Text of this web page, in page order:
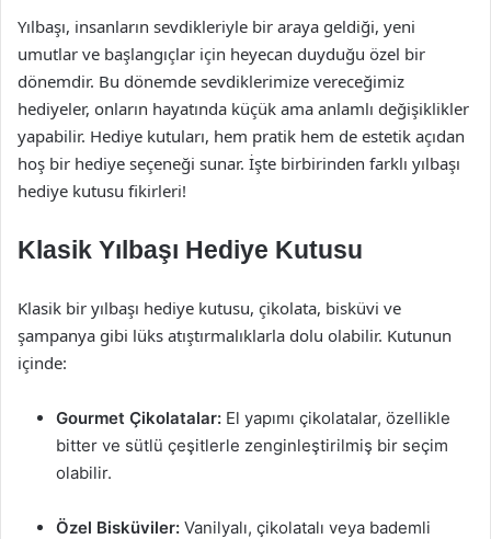
Yılbaşı, insanların sevdikleriyle bir araya geldiği, yeni
umutlar ve başlangıçlar için heyecan duyduğu özel bir
dönemdir. Bu dönemde sevdiklerimize vereceğimiz
hediyeler, onların hayatında küçük ama anlamlı değişiklikler
yapabilir. Hediye kutuları, hem pratik hem de estetik açıdan
hoş bir hediye seçeneği sunar. İşte birbirinden farklı yılbaşı
hediye kutusu fikirleri!
Klasik Yılbaşı Hediye Kutusu
Klasik bir yılbaşı hediye kutusu, çikolata, bisküvi ve
şampanya gibi lüks atıştırmalıklarla dolu olabilir. Kutunun
içinde:
Gourmet Çikolatalar: El yapımı çikolatalar, özellikle
bitter ve sütlü çeşitlerle zenginleştirilmiş bir seçim
olabilir.
Özel Bisküviler: Vanilyalı, çikolatalı veya bademli